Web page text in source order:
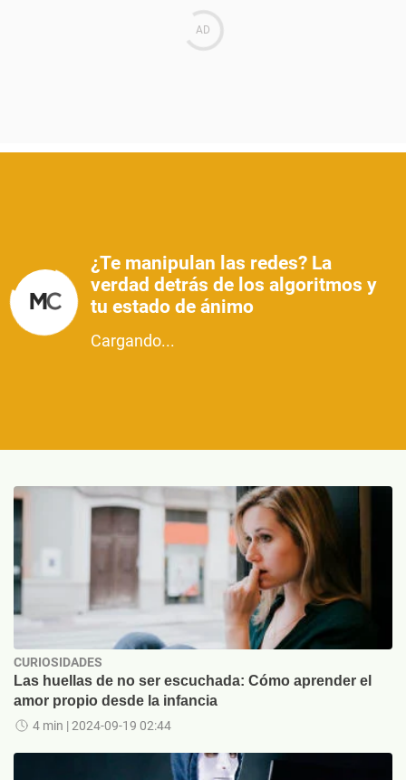
¿Te manipulan las redes? La
verdad detrás de los algoritmos y
tu estado de ánimo
Cargando...
CURIOSIDADES
Las huellas de no ser escuchada: Cómo aprender el
amor propio desde la infancia
4 min | 2024-09-19 02:44